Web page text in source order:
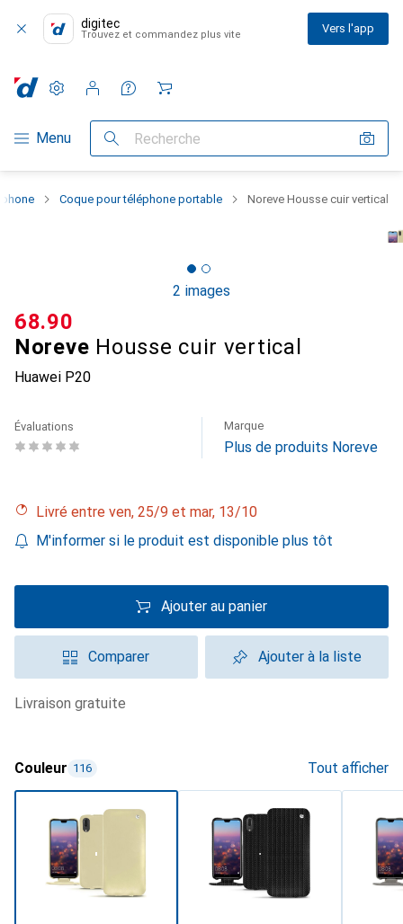
digitec
Trouvez et commandez plus vite Vers l'app
Navigation par catégorie
Menu Recherche
Paramètres
Compte client
Listes de comparaison
Listes d'envies
Panier
Coque pour téléphone portable Noreve Housse cuir vertical
2 images
Noreve Housse cuir vertical
Huawei P20
CHF
68.90
Évaluations Marque
Plus de produits Noreve
Livré entre ven, 25/9 et mar, 13/10
M'informer si le produit est disponible plus tôt
Ajouter au panier
Comparer Ajouter à la liste
livraison gratuite
Couleur 116 Tout afficher